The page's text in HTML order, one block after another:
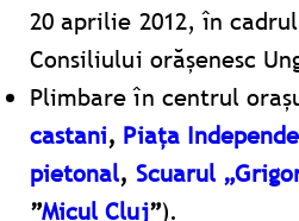
20 aprilie 2012, în
Consiliului orășenesc
Plimbare în centrul
castani, Piața
pietonal, Scuarul
”Micul Cluj”).